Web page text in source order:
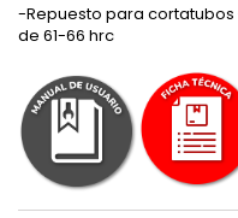
-Repuesto para
de 61-66 hrc